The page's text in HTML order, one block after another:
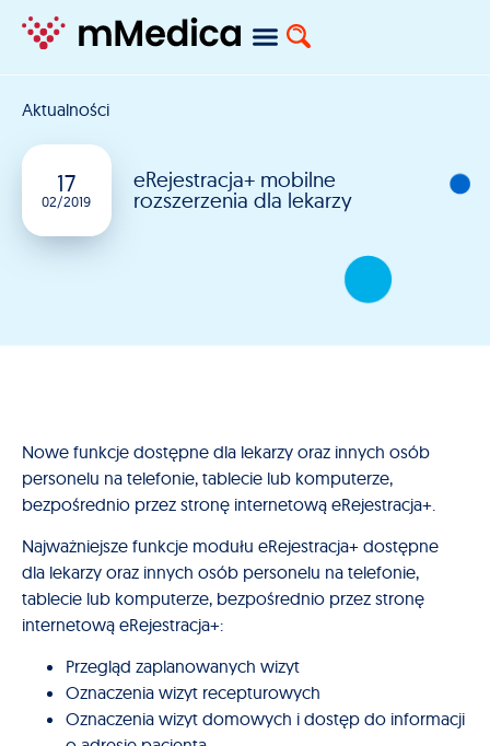
Aktualności
17
02/2019
eRejestracja+ mobilne
rozszerzenia dla lekarzy
Nowe funkcje dostępne dla lekarzy oraz innych osób
personelu na telefonie, tablecie lub komputerze,
bezpośrednio przez stronę internetową eRejestracja+.
Najważniejsze funkcje modułu eRejestracja+ dostępne
dla lekarzy oraz innych osób personelu na telefonie,
tablecie lub komputerze, bezpośrednio przez stronę
internetową eRejestracja+:
Przegląd zaplanowanych wizyt
Oznaczenia wizyt recepturowych
Oznaczenia wizyt domowych i dostęp do informacji